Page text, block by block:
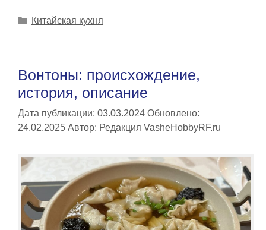
Рубрики
Китайская кухня
Вонтоны: происхождение,
история, описание
Дата публикации: 03.03.2024 Обновлено:
24.02.2025 Автор: Редакция VasheHobbyRF.ru